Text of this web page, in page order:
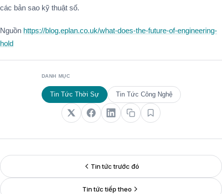
các bản sao kỹ thuật số.
Nguồn https://blog.eplan.co.uk/what-does-the-future-of-engineering-
hold
DANH MỤC
Tin Tức Thời Sự Tin Tức Công Nghệ
Tin tức trước đó
Tin tức tiếp theo